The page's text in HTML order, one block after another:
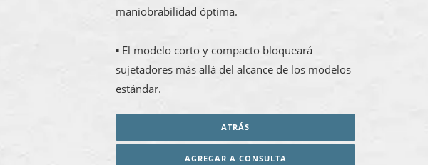
maniobrabilidad óptima.
▪ El modelo corto y compacto bloqueará
sujetadores más allá del alcance de los modelos
estándar.
ATRÁS
AGREGAR A CONSULTA